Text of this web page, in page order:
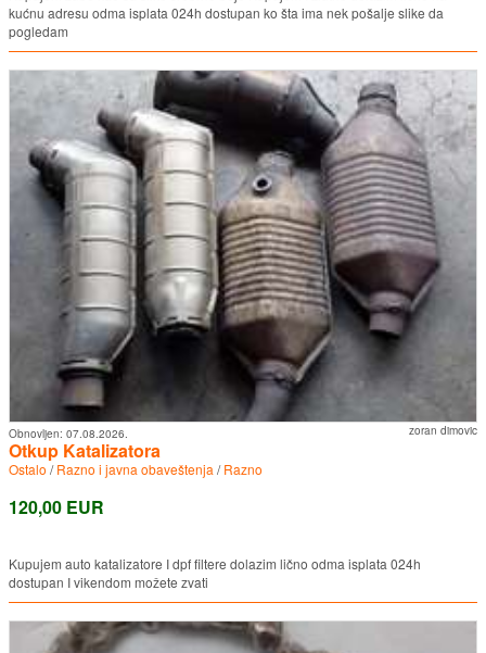
kućnu adresu odma isplata 024h dostupan ko šta ima nek pošalje slike da
pogledam
zoran dimovic
Obnovljen: 07.08.2026.
Otkup Katalizatora
Ostalo /Razno i javna obaveštenja /Razno
120,00 EUR
Kupujem auto katalizatore I dpf filtere dolazim lično odma isplata 024h
dostupan I vikendom možete zvati